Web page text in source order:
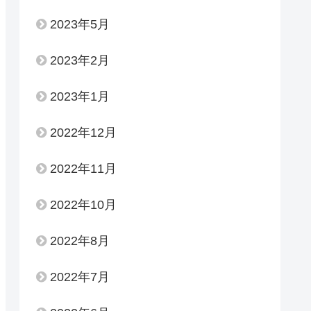
2023年5月
2023年2月
2023年1月
2022年12月
2022年11月
2022年10月
2022年8月
2022年7月